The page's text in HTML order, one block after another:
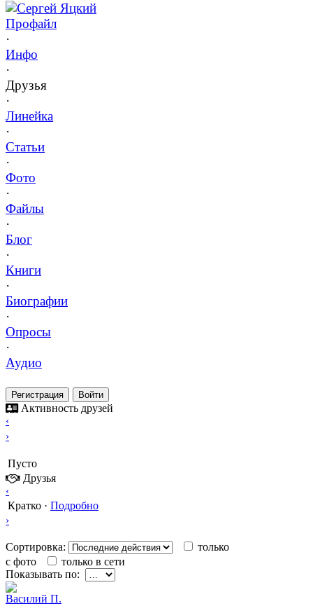
Сергей Яцкий
Профайл
·
Инфо
·
Друзья
·
Линейка
·
Статьи
·
Фото
·
Файлы
·
Блог
·
Книги
·
Биографии
·
Опросы
·
Аудио
Регистрация Войти
Активность друзей
‹
›
Пусто
Друзья
‹
Кратко · Подробно
›
Сортировка:
только
с фото
только в сети
Показывать по:
Вacилий П.